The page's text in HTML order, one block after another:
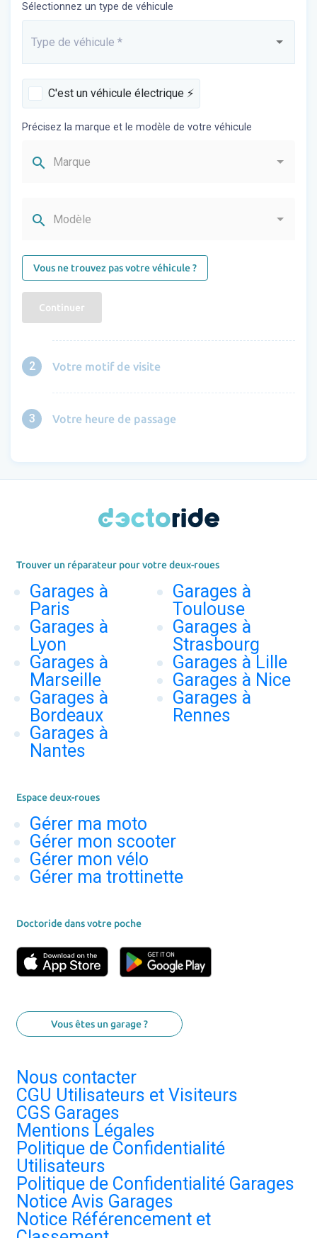
Sélectionnez un type de véhicule
Saisissez...
Type de véhicule *
C'est un véhicule électrique ⚡️
Précisez la marque et le modèle de votre véhicule
search Marque
search Modèle
Vous ne trouvez pas votre véhicule ?
Continuer
2 Votre motif de visite
3 Votre heure de passage
Trouver un réparateur pour votre deux-roues
Garages à
Paris
Garages à
Lyon
Garages à
Marseille
Garages à
Bordeaux
Garages à
Nantes
Garages à
Toulouse
Garages à
Strasbourg
Garages à Lille
Garages à Nice
Garages à
Rennes
Espace deux-roues
Gérer ma moto
Gérer mon scooter
Gérer mon vélo
Gérer ma trottinette
Doctoride dans votre poche
Vous êtes un garage ?
Nous contacter
CGU Utilisateurs et Visiteurs
CGS Garages
Mentions Légales
Politique de Confidentialité
Utilisateurs
Politique de Confidentialité Garages
Notice Avis Garages
Notice Référencement et